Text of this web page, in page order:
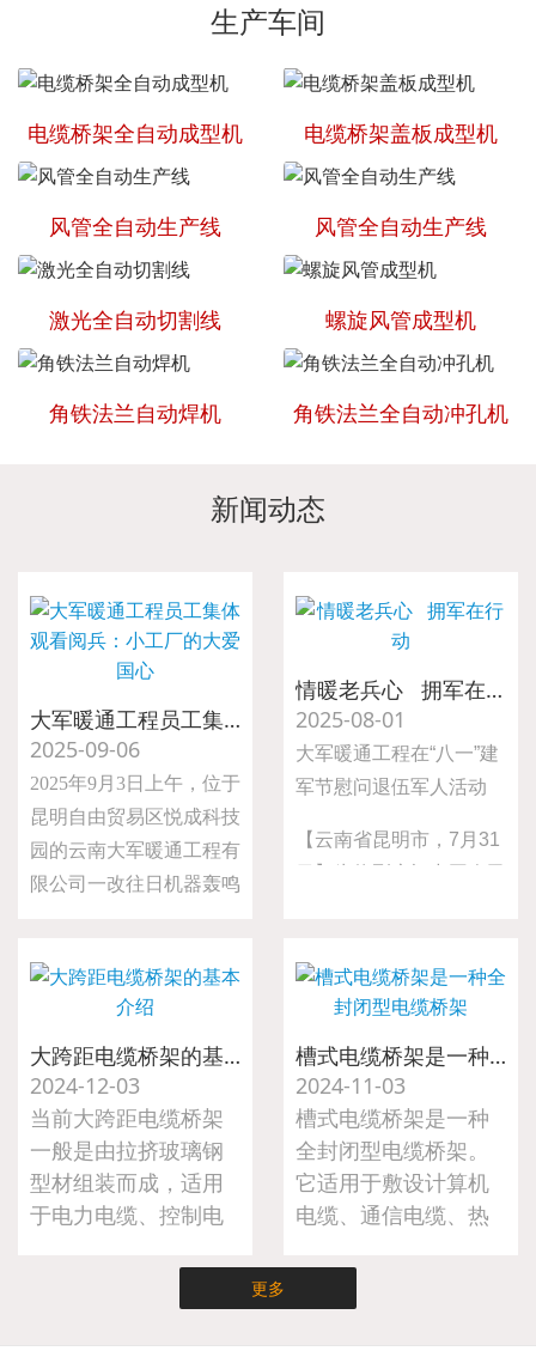
生产车间
电缆桥架全自动成型机 电缆桥架盖板成型机
风管全自动生产线 风管全自动生产线
激光全自动切割线 螺旋风管成型机
角铁法兰自动焊机 角铁法兰全自动冲孔机
新闻动态
大军暖通工程员工集体观看阅兵：小工厂的大爱国心
2025-09-06
2025年9月3日上午，位于
昆明自由贸易区悦成科技
园的云南大军暖通工程有
限公司一改往日机器轰鸣
共同观看纪念中国人民抗
日战争暨世界反法西斯战
争胜利80周年阅兵式直
播。
情暖老兵心 拥军在行动
2025-08-01
大军暖通工程在“八一”建
军节慰问退伍军人活动
【云南省昆明市，7月31
达对退伍军人的崇高敬意
与深切关怀，大军暖通工
了“八一”建军节慰问退伍
军人活动。公司总经理亲
自前往车间，为公司的退
伍军人送上节日的诚挚问
候与精心准备的慰问礼
大跨距电缆桥架的基本介绍
2024-12-03
当前大跨距电缆桥架
一般是由拉挤玻璃钢
型材组装而成，适用
于电力电缆、控制电
槽式电缆桥架是一种全封闭型电缆桥架
2024-11-03
槽式电缆桥架是一种
全封闭型电缆桥架。
它适用于敷设计算机
电缆、通信电缆、热
敏系统的控制电缆
等。
更多